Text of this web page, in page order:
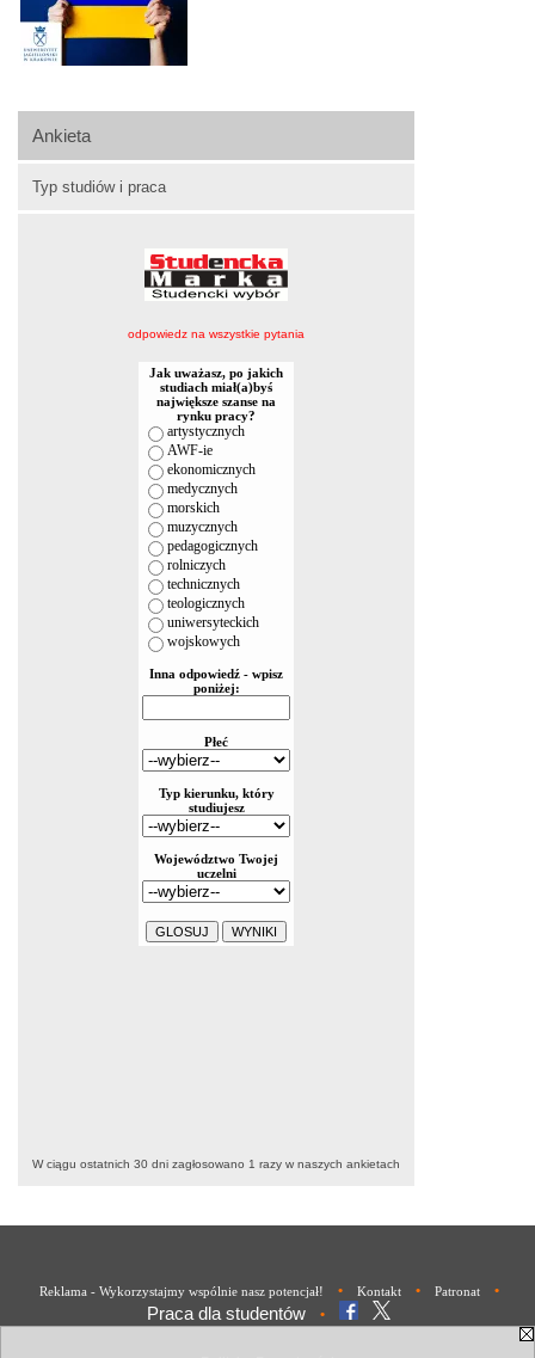
Ankieta
Typ studiów i praca
odpowiedz na wszystkie pytania
W ciągu ostatnich 30 dni zagłosowano 1 razy w naszych ankietach
Reklama - Wykorzystajmy wspólnie nasz potencjał! • Kontakt • Patronat •
Praca dla studentów •